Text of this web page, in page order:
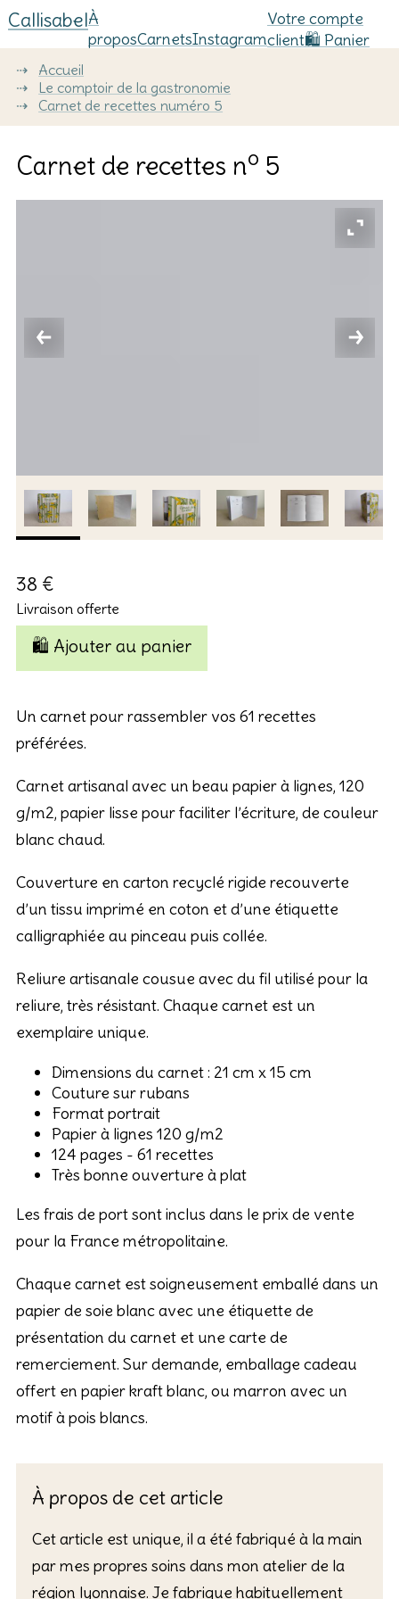
CallisabelÀ
proposCarnetsInstagram
Votre compte
client🛍️ Panier
⇢
Accueil
⇢
Le comptoir de la gastronomie
⇢
Carnet de recettes numéro 5
Carnet de recettes no 5
Un carnet pour rassembler vos 61 recettes
préférées.
Carnet artisanal avec un beau papier à lignes, 120
g/m2, papier lisse pour faciliter l’écriture, de couleur
blanc chaud.
Couverture en carton recyclé rigide recouverte
d’un tissu imprimé en coton et d’une étiquette
calligraphiée au pinceau puis collée.
Reliure artisanale cousue avec du fil utilisé pour la
reliure, très résistant. Chaque carnet est un
exemplaire unique.
Dimensions du carnet : 21 cm x 15 cm
Couture sur rubans
Format portrait
Papier à lignes 120 g/m2
124 pages - 61 recettes
Très bonne ouverture à plat
Les frais de port sont inclus dans le prix de vente
pour la France métropolitaine.
Chaque carnet est soigneusement emballé dans un
papier de soie blanc avec une étiquette de
présentation du carnet et une carte de
remerciement. Sur demande, emballage cadeau
offert en papier kraft blanc, ou marron avec un
motif à pois blancs.
38 €
Livraison offerte
🛍️ Ajouter au panier
À propos de cet article
Cet article est unique, il a été fabriqué à la main
par mes propres soins dans mon atelier de la
région lyonnaise. Je fabrique habituellement